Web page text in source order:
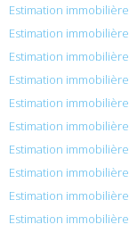
Estimation
Estimation
Estimation
Estimation
Estimation
Estimation
Estimation
Estimation
Estimation
Estimation